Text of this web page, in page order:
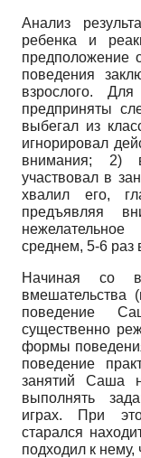
Анализ
ребенка и
предположение
поведения
взрослого.
предприняты
выбегал из
игнорировал
внимания; 2)
участвовал в
хвалил его,
предъявляя
среднем, 5-6 раз
Начиная со
вмешательства
поведение
существенно
формы
поведение
занятий Саша
выполнять
играх. При
старался
подходил к нему,